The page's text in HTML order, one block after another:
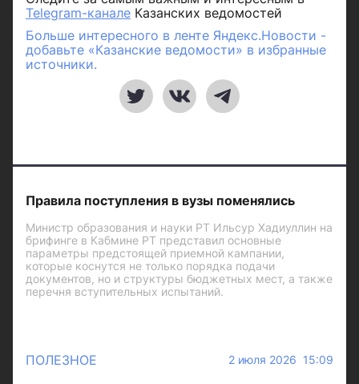
Telegram-канале Казанских ведомостей
Больше интересного в ленте Яндекс.Новости -
добавьте «Казанские ведомости» в избранные
источники.
Правила поступления в вузы поменялись
Министр образования и науки РТ Ильсур Хадиуллин на
брифинге в Кабмине РТ представил основные
параметры предстоящей приемной кампании,
которые коснутся не только порядка подачи
документов, но и структуры бюджетных мест, а также
перечня вступительных испытаний.
ПОЛЕЗНОЕ 2 июля 2026 15:09